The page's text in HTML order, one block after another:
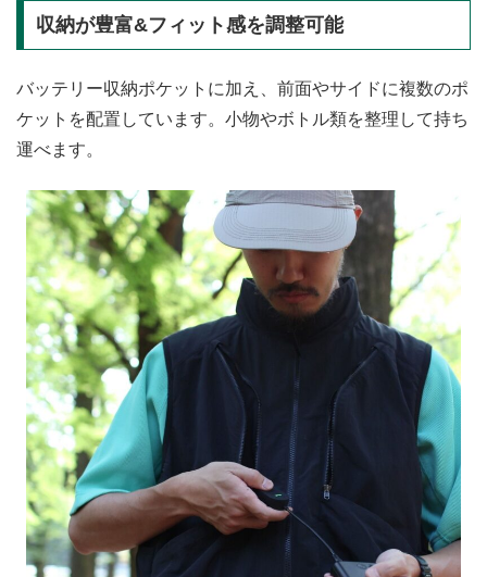
収納が豊富&フィット感を調整可能
バッテリー収納ポケットに加え、前面やサイドに複数のポ
ケットを配置しています。小物やボトル類を整理して持ち
運べます。